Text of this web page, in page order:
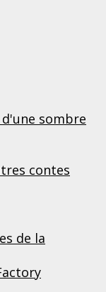
sombre
contes
de la